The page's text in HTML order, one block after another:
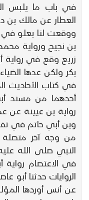
في باب ما يلبس
العطار عن مالك بن
ووقعت لنا بعلو في
بن نجيح ورواية
زريع وقع في رواية
بكر ولكن عدها
في كتاب الأحاديث
أحدهما من مسند
رواية بن عيينة عن
وبن أبي حاتم في
من وجه آخر متصلة
النبي صلى الله
في الاعتصام
الروايات حدثنا
عن أنس أوردها